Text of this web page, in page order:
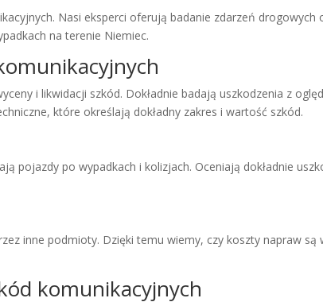
Nasi eksperci oferują badanie zdarzeń drogowych
na terenie Niemiec.
i likwidacji szkód. Dokładnie badają uszkodzenia z
, które określają dokładny zakres i wartość szkód.
pojazdy powypadkach i kolizjach. Oceniają dokładnie
inne podmioty. Dzięki temu wiemy, czy koszty napraw są
komunikacyjnych